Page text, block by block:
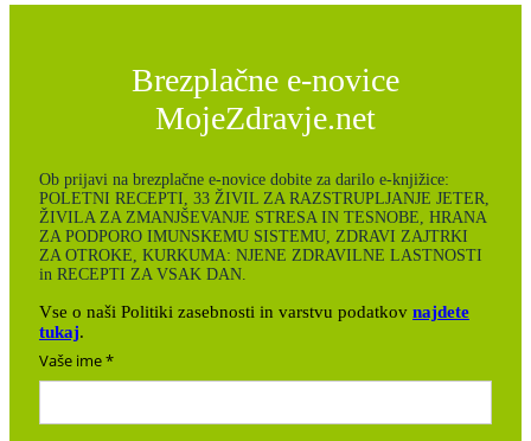
Brezplačne e-novice
MojeZdravje.net
Ob prijavi na brezplačne e-novice dobite za darilo e-knjižice:
POLETNI RECEPTI, 33 ŽIVIL ZA RAZSTRUPLJANJE JETER,
ŽIVILA ZA ZMANJŠEVANJE STRESA IN TESNOBE, HRANA
ZA PODPORO IMUNSKEMU SISTEMU, ZDRAVI ZAJTRKI
ZA OTROKE, KURKUMA: NJENE ZDRAVILNE LASTNOSTI
in RECEPTI ZA VSAK DAN.
Vse o naši Politiki zasebnosti in varstvu podatkov najdete
tukaj.
Vaše ime